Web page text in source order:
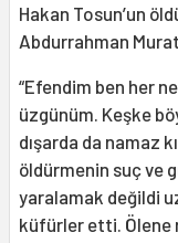
Hakan Tosun’un
Abdurrahman
“Efendim ben her
üzgünüm. Keşke
dışarda da namaz
öldürmenin suç ve
yaralamak değildi
küfürler etti. Ölene